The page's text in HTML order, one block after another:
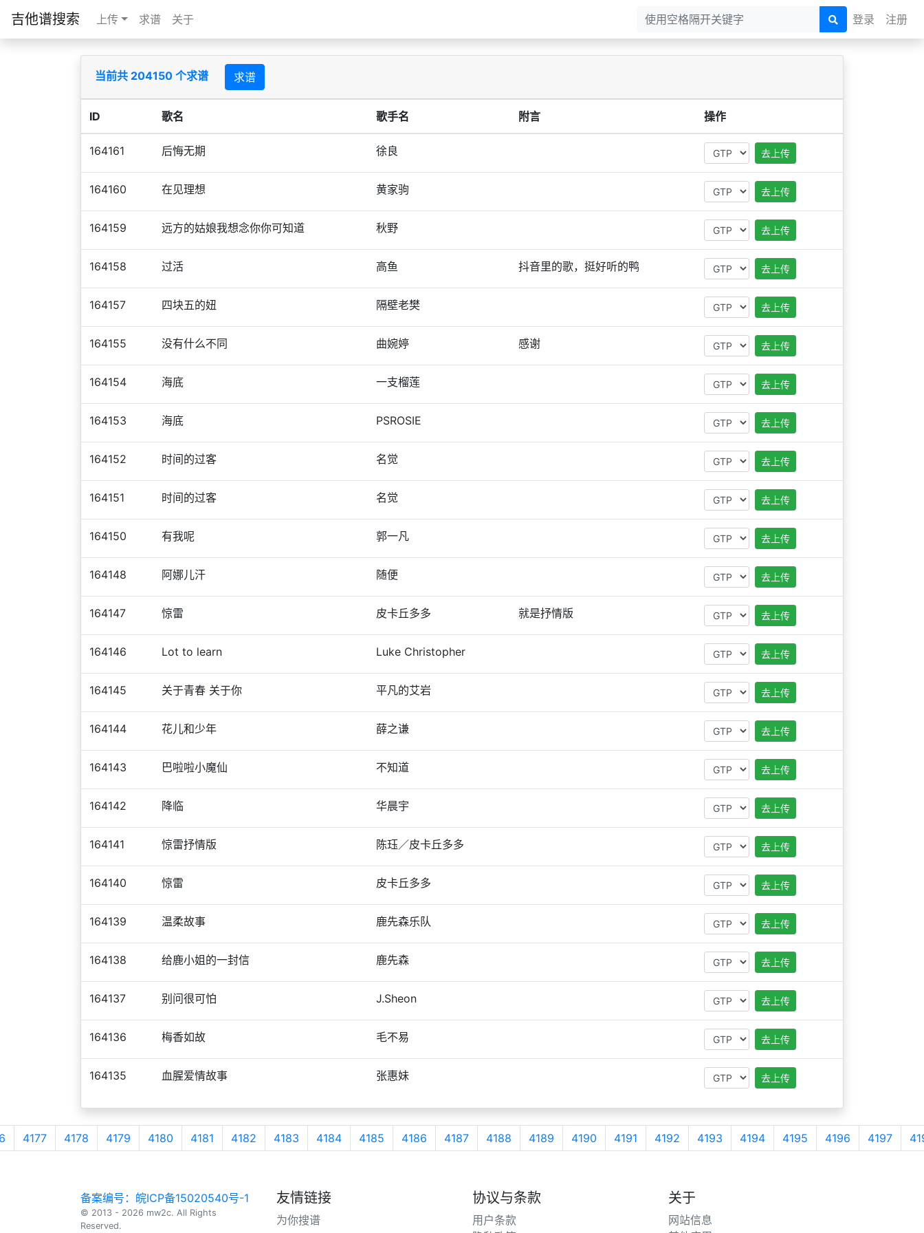
吉他谱搜索 上传 求谱 关于 登录 注册
当前共 204150 个求谱 求谱
ID 歌名 歌手名 附言 操作
164161 后悔无期 徐良 去上传
164160 在见理想 黄家驹 去上传
164159 远方的姑娘我想念你你可知道 秋野 去上传
164158 过活 高鱼 抖音里的歌，挺好听的鸭 去上传
164157 四块五的妞 隔壁老樊 去上传
164155 没有什么不同 曲婉婷 感谢 去上传
164154 海底 一支榴莲 去上传
164153 海底 PSROSIE 去上传
164152 时间的过客 名觉 去上传
164151 时间的过客 名觉 去上传
164150 有我呢 郭一凡 去上传
164148 阿娜儿汗 随便 去上传
164147 惊雷 皮卡丘多多 就是抒情版 去上传
164146 Lot to learn Luke Christopher 去上传
164145 关于青春 关于你 平凡的艾岩 去上传
164144 花儿和少年 薛之谦 去上传
164143 巴啦啦小魔仙 不知道 去上传
164142 降临 华晨宇 去上传
164141 惊雷抒情版 陈珏／皮卡丘多多 去上传
164140 惊雷 皮卡丘多多 去上传
164139 温柔故事 鹿先森乐队 去上传
164138 给鹿小姐的一封信 鹿先森 去上传
164137 别问很可怕 J.Sheon 去上传
164136 梅香如故 毛不易 去上传
164135 血腥爱情故事 张惠妹 去上传
4177 4178 4179 4180 4181 4182 4183 4184 4185 4186 4187 4188 4189 4190 4191 4192 4193 4194 4195 4196 4197
备案编号：皖ICP备15020540号-1
© 2013 - 2026 mw2c. All Rights
Reserved.
友情链接
为你搜谱
协议与条款
用户条款
关于
网站信息